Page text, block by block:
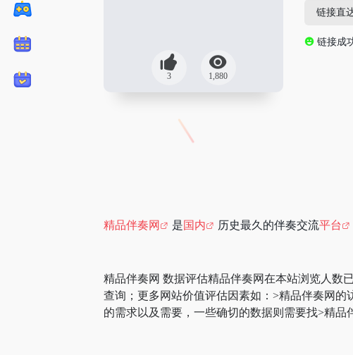
3 1,880
链接直
链接成
精品伴奏网 是国内 历史最久的伴奏交流平台
精品伴奏网 数据评估精品伴奏网在本站浏览人数
查询；更多网站价值评估因素如：>精品伴奏网
的需求以及需要，一些确切的数据则需要找>精品